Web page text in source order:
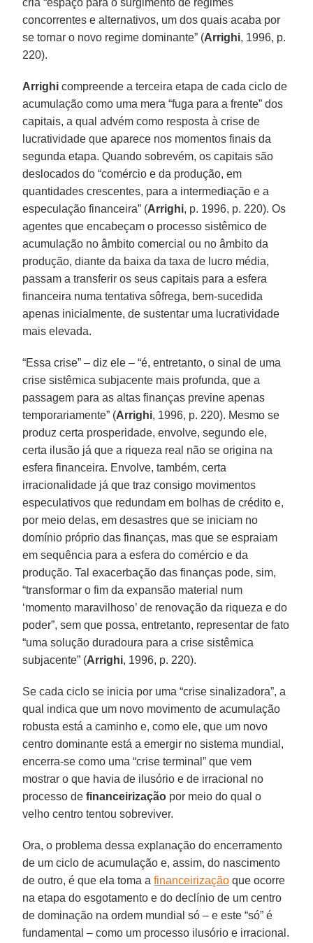
concorrentes e alternativos, um dos quais acaba por
se tornar o novo regime dominante” (Arrighi, 1996, p.
220).
Arrighi compreende a terceira etapa de cada ciclo de
acumulação como uma mera “fuga para a frente” dos
capitais, a qual advém como resposta à crise de
lucratividade que aparece nos momentos finais da
segunda etapa. Quando sobrevém, os capitais são
deslocados do “comércio e da produção, em
quantidades crescentes, para a intermediação e a
especulação financeira” (Arrighi, p. 1996, p. 220). Os
agentes que encabeçam o processo sistêmico de
acumulação no âmbito comercial ou no âmbito da
produção, diante da baixa da taxa de lucro média,
passam a transferir os seus capitais para a esfera
financeira numa tentativa sôfrega, bem-sucedida
apenas inicialmente, de sustentar uma lucratividade
mais elevada.
“Essa crise” – diz ele – “é, entretanto, o sinal de uma
crise sistêmica subjacente mais profunda, que a
passagem para as altas finanças previne apenas
temporariamente” (Arrighi, 1996, p. 220). Mesmo se
produz certa prosperidade, envolve, segundo ele,
certa ilusão já que a riqueza real não se origina na
esfera financeira. Envolve, também, certa
irracionalidade já que traz consigo movimentos
especulativos que redundam em bolhas de crédito e,
por meio delas, em desastres que se iniciam no
domínio próprio das finanças, mas que se espraiam
em sequência para a esfera do comércio e da
produção. Tal exacerbação das finanças pode, sim,
“transformar o fim da expansão material num
‘momento maravilhoso’ de renovação da riqueza e do
poder”, sem que possa, entretanto, representar de fato
“uma solução duradoura para a crise sistêmica
subjacente” (Arrighi, 1996, p. 220).
Se cada ciclo se inicia por uma “crise sinalizadora”, a
qual indica que um novo movimento de acumulação
robusta está a caminho e, como ele, que um novo
centro dominante está a emergir no sistema mundial,
encerra-se como uma “crise terminal” que vem
mostrar o que havia de ilusório e de irracional no
processo definanceirização por meio do qual o
velho centro tentou sobreviver.
Ora, o problema dessa explanação do encerramento
de um ciclo de acumulação e, assim, do nascimento
de outro, é que ela toma afinanceirização que ocorre
na etapa do esgotamento e do declínio de um centro
de dominação na ordem mundial só – e este “só” é
fundamental – como um processo ilusório e irracional.